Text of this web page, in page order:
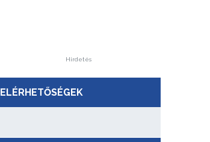
Hirdetés
ELÉRHETŐSÉGEK